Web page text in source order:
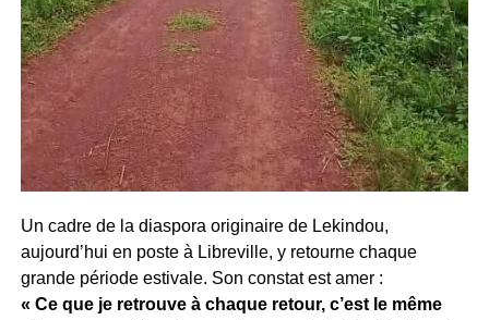
Un cadre de la diaspora originaire de Lekindou,
aujourd’hui en poste à Libreville, y retourne chaque
grande période estivale. Son constat est amer :
« Ce que je retrouve à chaque retour, c’est le même